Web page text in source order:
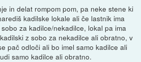
in delat rompom pom, pa neke stene ki
kadilske lokale ali če lastnik ima
za kadilce/nekadilce, lokal pa ima
z sobo za nekadilce ali obratno, v
pač odloči ali bo imel samo kadilce ali
samo kadilce ali obratno.